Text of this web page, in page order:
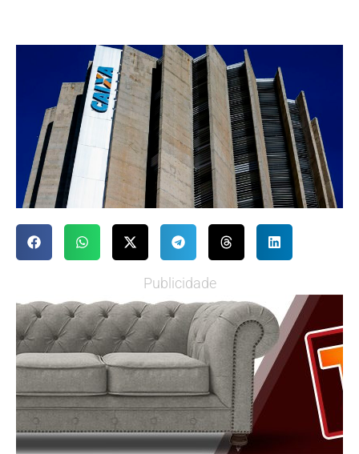
Publicidade